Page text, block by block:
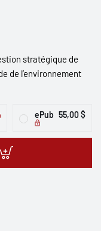
stratégique de
de l’environnement
ePub 55,00 $